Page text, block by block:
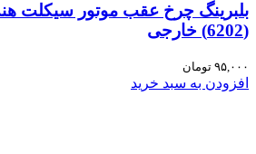
بلبرینگ چرخ عقب موتور سیکلت
(6202) خارجی
۹۵,۰۰۰ تومان
افزودن به سبد خرید